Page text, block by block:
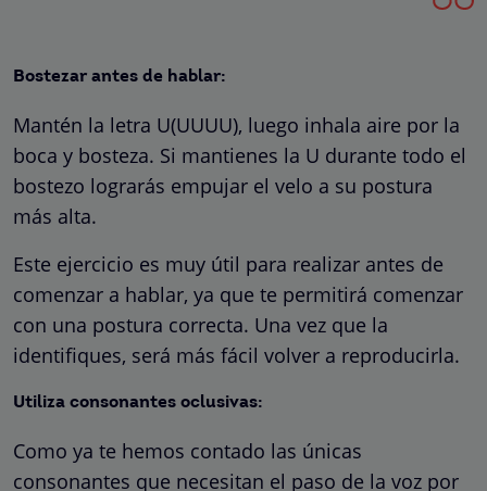
Bostezar antes de hablar:
Mantén la letra U(UUUU), luego inhala aire por la
boca y bosteza. Si mantienes la U durante todo el
bostezo lograrás empujar el velo a su postura
más alta.
Este ejercicio es muy útil para realizar antes de
comenzar a hablar, ya que te permitirá comenzar
con una postura correcta. Una vez que la
identifiques, será más fácil volver a reproducirla.
Utiliza consonantes oclusivas:
Como ya te hemos contado las únicas
consonantes que necesitan el paso de la voz por